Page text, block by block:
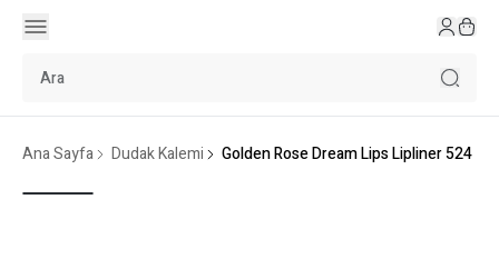
Ana Sayfa Dudak Kalemi Golden Rose Dream Lips Lipliner 524